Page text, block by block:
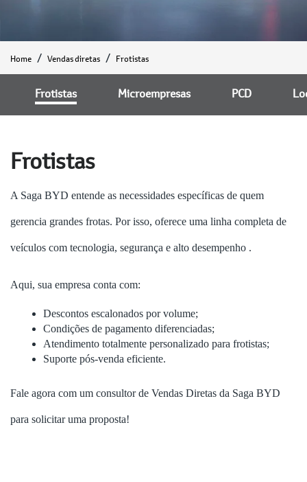
Home Vendas diretas Frotistas
Microempresas PCD
Frotistas
Frotistas
A Saga BYD entende as necessidades específicas de quem
gerencia grandes frotas. Por isso, oferece uma linha completa de
veículos com tecnologia, segurança e alto desempenho .
Aqui, sua empresa conta com:
Descontos escalonados por volume;
Condições de pagamento diferenciadas;
Atendimento totalmente personalizado para frotistas;
Suporte pós-venda eficiente.
Fale agora com um consultor de Vendas Diretas da Saga BYD
para solicitar uma proposta!